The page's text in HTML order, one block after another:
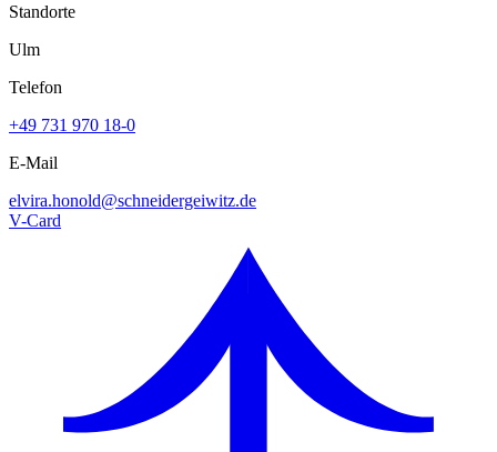
Standorte
Ulm
Telefon
+49 731 970 18-0
E-Mail
elvira.honold@schneidergeiwitz.de
V-Card